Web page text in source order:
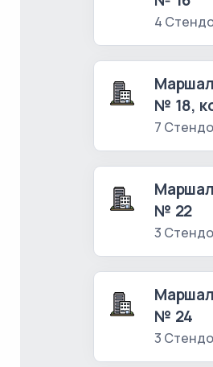
4
№ 18,
7
№ 22
3
№ 24
3